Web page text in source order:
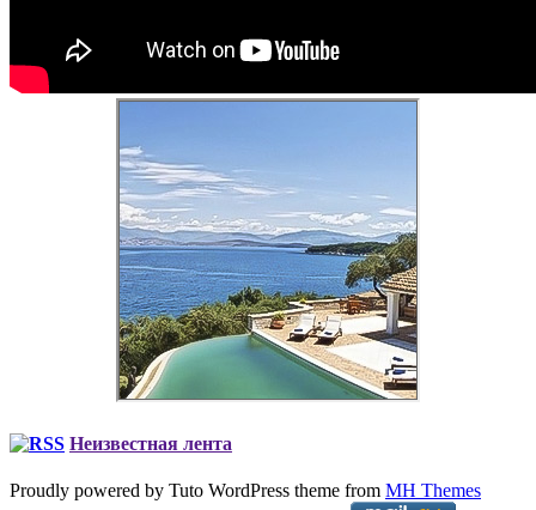
Неизвестная лента
Proudly powered by Tuto WordPress theme from MH Themes